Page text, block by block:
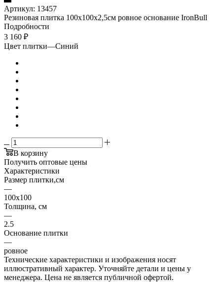
Артикул: 13457
Резиновая плитка 100х100х2,5см ровное основание IronBull
Подробности
3 160 ₽
Цвет плитки—Синий
В корзину
Получить оптовые цены
Характеристики
Размер плитки,см
—
100х100
Толщина, см
—
2.5
Основание плитки
—
ровное
Технические характеристики и изображения носят
иллюстративный характер. Уточняйте детали и цены у
менеджера. Цена не является публичной офертой.